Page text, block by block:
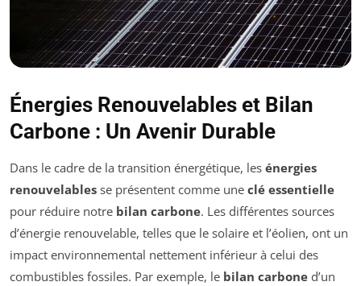
Énergies Renouvelables et Bilan
Carbone : Un Avenir Durable
Dans le cadre de la transition énergétique, les énergies
renouvelables se présentent comme une clé essentielle
pour réduire notre bilan carbone. Les différentes sources
d’énergie renouvelable, telles que le solaire et l’éolien, ont un
impact environnemental nettement inférieur à celui des
combustibles fossiles. Par exemple, le bilan carbone d’un